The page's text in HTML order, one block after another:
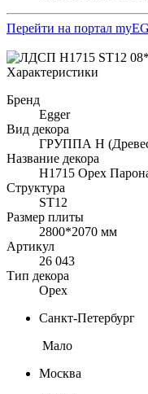
Перейти на портал
Характеристики
Бренд
Egger
Вид декора
ГРУППА Н
Название декора
H1715 Орех
Структура
ST12
Размер плиты
2800*2070 мм
Артикул
26 043
Тип декора
Орех
Санкт-Петербург
Мало
Москва